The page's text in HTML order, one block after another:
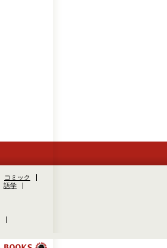
コミック
語学